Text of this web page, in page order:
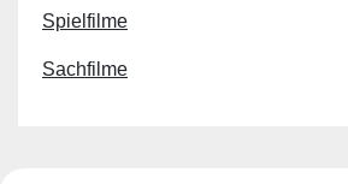
Spielfilme
Sachfilme